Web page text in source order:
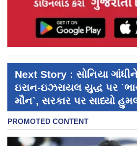
Next Story : સોનિયા
ઇરાન-ઇઝરાયલ યુદ્ધ પર
મૌન`, સરકાર પર સાધ્યો